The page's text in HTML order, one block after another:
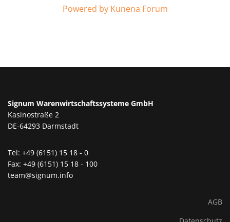
Powered by Kunena Forum
Signum Warenwirtschaftssysteme GmbH
Kasinostraße 2
DE-64293 Darmstadt
Tel: +49 (6151) 15 18 - 0
Fax: +49 (6151) 15 18 - 100
team@signum.info
AGB